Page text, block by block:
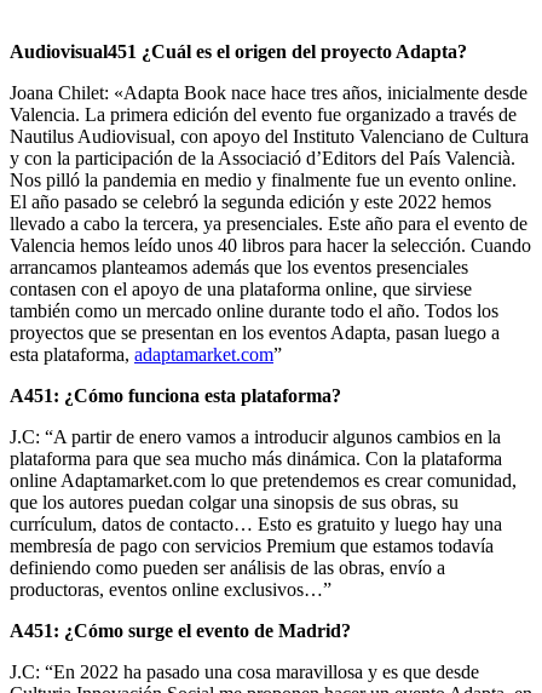
Audiovisual451 ¿Cuál es el origen del proyecto Adapta?
Joana Chilet: «Adapta Book nace hace tres años, inicialmente desde
Valencia. La primera edición del evento fue organizado a través de
Nautilus Audiovisual, con apoyo del Instituto Valenciano de Cultura
y con la participación de la Associació d’Editors del País Valencià.
Nos pilló la pandemia en medio y finalmente fue un evento online.
El año pasado se celebró la segunda edición y este 2022 hemos
llevado a cabo la tercera, ya presenciales. Este año para el evento de
Valencia hemos leído unos 40 libros para hacer la selección. Cuando
arrancamos planteamos además que los eventos presenciales
contasen con el apoyo de una plataforma online, que sirviese
también como un mercado online durante todo el año. Todos los
proyectos que se presentan en los eventos Adapta, pasan luego a
esta plataforma, adaptamarket.com”
A451: ¿Cómo funciona esta plataforma?
J.C: “A partir de enero vamos a introducir algunos cambios en la
plataforma para que sea mucho más dinámica. Con la plataforma
online Adaptamarket.com lo que pretendemos es crear comunidad,
que los autores puedan colgar una sinopsis de sus obras, su
currículum, datos de contacto… Esto es gratuito y luego hay una
membresía de pago con servicios Premium que estamos todavía
definiendo como pueden ser análisis de las obras, envío a
productoras, eventos online exclusivos…”
A451: ¿Cómo surge el evento de Madrid?
J.C: “En 2022 ha pasado una cosa maravillosa y es que desde